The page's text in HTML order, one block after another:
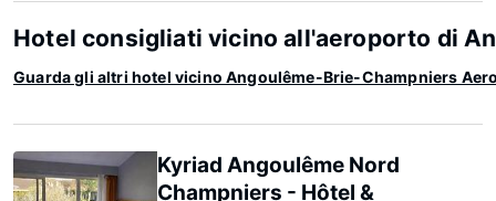
Hotel consigliati vicino all'aeroporto di
Guarda gli altri hotel vicino Angoulême-Brie-Champniers
Kyriad Angoulême Nord
Champniers - Hôtel &